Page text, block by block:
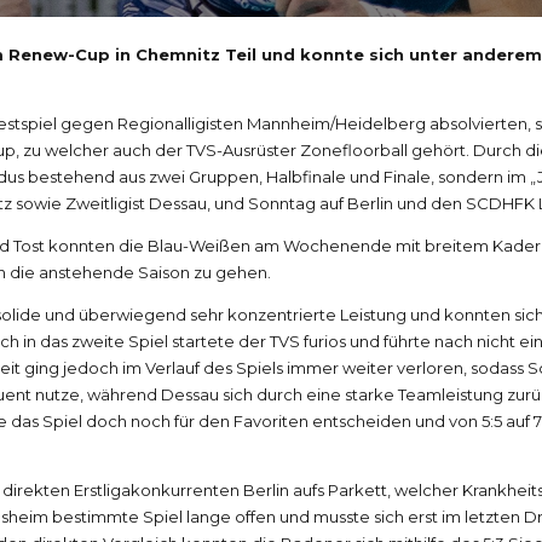
Renew-Cup in Chemnitz Teil und konnte sich unter
gegen Regionalligisten Mannheim/Heidelberg absolvierten,
zu welcher auch der TVS-Ausrüster Zonefloorball gehört. Durch
bestehend aus zwei Gruppen, Halbfinale und Finale, sondern im
Zweitligist Dessau, und Sonntag auf Berlin und den SCDHFK
Tost konnten die Blau-Weißen am Wochenende mit breitem
anstehende Saison zu gehen.
und überwiegend sehr konzentrierte Leistung und konnten
in das zweite Spiel startete der TVS furios und führte nach nicht
ging jedoch im Verlauf des Spiels immer weiter verloren, sodass
nutze, während Dessau sich durch eine starke Teamleistung
Spiel doch noch für den Favoriten entscheiden und von 5:5 auf
Erstligakonkurrenten Berlin aufs Parkett, welcher
bestimmte Spiel lange offen und musste sich erst im letzten